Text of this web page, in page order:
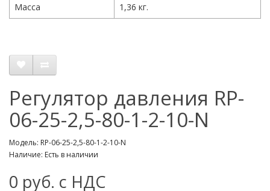
Масса
1,36 кг.
Регулятор давления RP-
06-25-2,5-80-1-2-10-N
Модель: RP-06-25-2,5-80-1-2-10-N
Наличие: Есть в наличии
0 руб. с НДС